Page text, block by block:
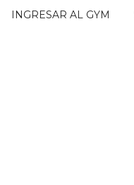
INGRESAR AL GYM